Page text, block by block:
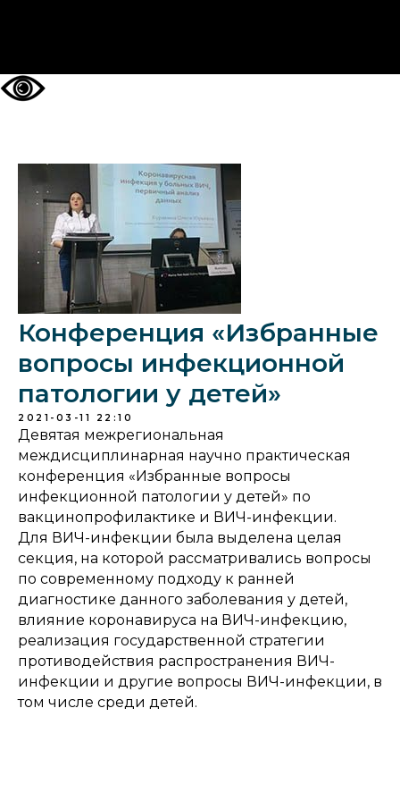
Конференция «Избранные
вопросы инфекционной
патологии у детей»
2021-03-11 22:10
Девятая межрегиональная
междисциплинарная научно практическая
конференция «Избранные вопросы
инфекционной патологии у детей» по
вакцинопрофилактике и ВИЧ-инфекции.
Для ВИЧ-инфекции была выделена целая
секция, на которой рассматривались вопросы
по современному подходу к ранней
диагностике данного заболевания у детей,
влияние коронавируса на ВИЧ-инфекцию,
реализация государственной стратегии
противодействия распространения ВИЧ-
инфекции и другие вопросы ВИЧ-инфекции, в
том числе среди детей.